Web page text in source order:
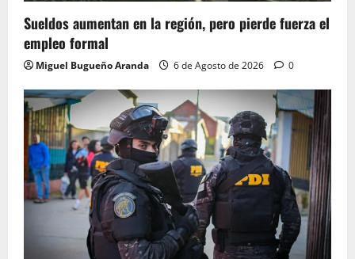
Sueldos aumentan en la región, pero pierde fuerza el
empleo formal
Miguel Bugueño Aranda 6 de Agosto de 2026 0